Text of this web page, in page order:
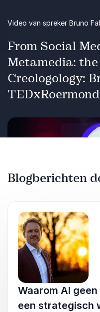
aanpassen, maar
diepe verkenning
wereld van morgen
From Social
Metamedia:
Creologology:
TEDxRoermond
Video van spreker Bruno
Blogberichten
Waarom AI
een strategisch